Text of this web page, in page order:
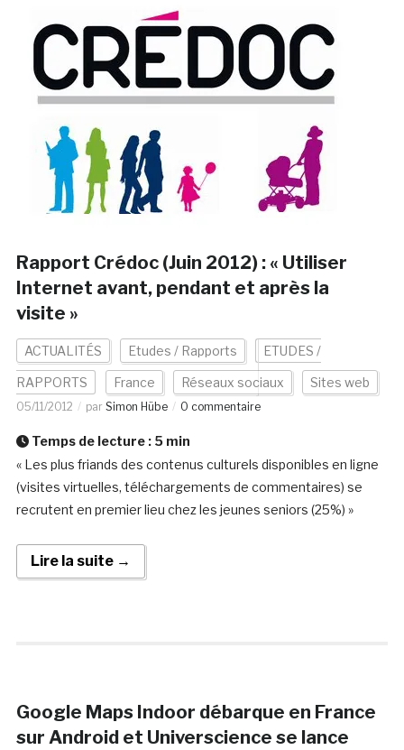
Rapport Crédoc (Juin 2012) : « Utiliser
Internet avant, pendant et après la
visite »
ACTUALITÉS Etudes / Rapports ETUDES /
RAPPORTS France Réseaux sociaux Sites web
05/11/2012 par Simon Hübe 0 commentaire
Temps de lecture : 5 min
« Les plus friands des contenus culturels disponibles en ligne
(visites virtuelles, téléchargements de commentaires) se
recrutent en premier lieu chez les jeunes seniors (25%) »
Lire la suite →
Google Maps Indoor débarque en France
sur Android et Universcience se lance